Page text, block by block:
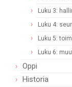
Luku 3:
Luku 4:
Luku 5:
Luku 6:
Oppi
Historia